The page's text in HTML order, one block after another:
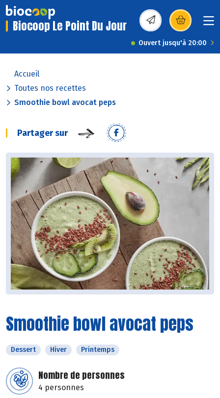
Biocoop Le Point Du Jour (s’ouvre dans une
Ouvert jusqu'à 20:00
Accueil
Toutes nos recettes
Smoothie bowl avocat peps
Partager sur
Smoothie bowl avocat peps
Dessert Hiver Printemps
Nombre de personnes
4 personnes